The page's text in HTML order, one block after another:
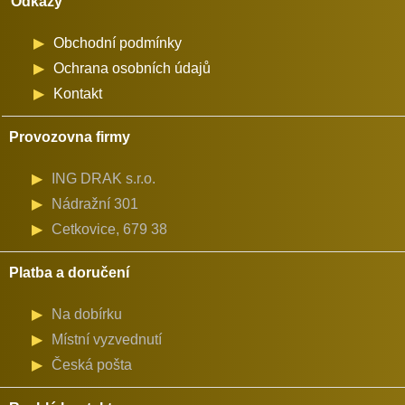
Obchodní podmínky
Ochrana osobních údajů
Kontakt
Provozovna firmy
ING DRAK s.r.o.
Nádražní 301
Cetkovice, 679 38
Platba a doručení
Na dobírku
Místní vyzvednutí
Česká pošta